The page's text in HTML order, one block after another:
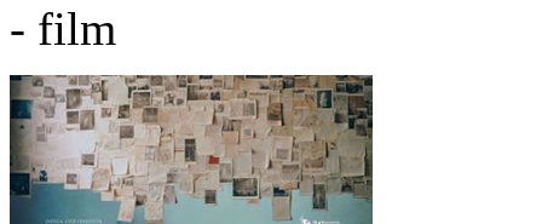
- film